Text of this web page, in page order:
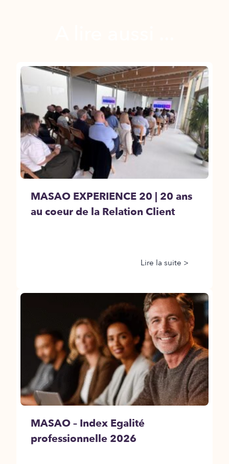
MASAO EXPERIENCE 20 | 20 ans
au coeur de la Relation Client
Lire la suite >
MASAO – Index Egalité
professionnelle 2026